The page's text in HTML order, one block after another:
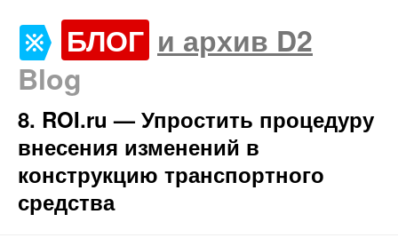
БЛОГ и архив D2
Blog
8. ROI.ru — Упростить процедуру
внесения изменений в
конструкцию транспортного
средства